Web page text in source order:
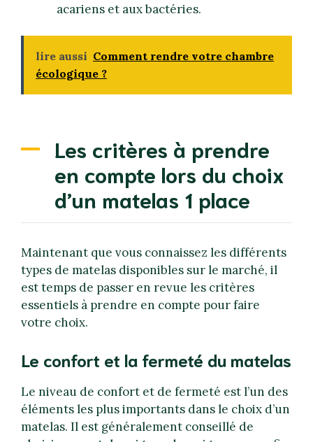
acariens et aux bactéries.
lire aussi Comment rendre votre chambre
écologique ?
Les critères à prendre
en compte lors du choix
d’un matelas 1 place
Maintenant que vous connaissez les différents
types de matelas disponibles sur le marché, il
est temps de passer en revue les critères
essentiels à prendre en compte pour faire
votre choix.
Le confort et la fermeté du matelas
Le niveau de confort et de fermeté est l’un des
éléments les plus importants dans le choix d’un
matelas. Il est généralement conseillé de